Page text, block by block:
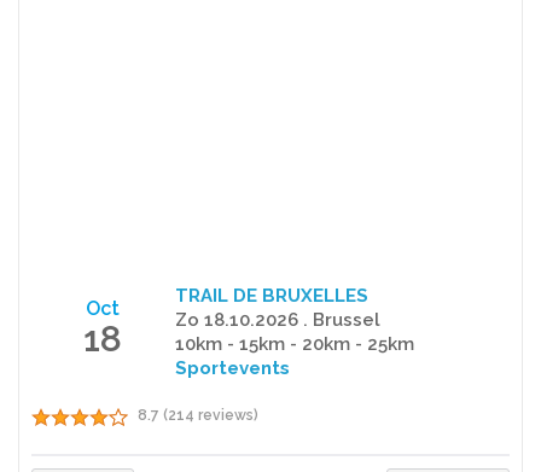
Oct
18
TRAIL DE BRUXELLES
Zo 18.10.2026 . Brussel
10km - 15km - 20km - 25km
Sportevents
8.7 (214 reviews)